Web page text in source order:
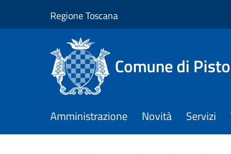
Regione Toscana
Comune di
Amministrazione Novità Servizi